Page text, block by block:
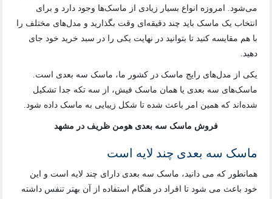
می‌شود. امروزه انواع بسیار زیادی از ماسک‌ها وجود دارد و برای
انتخاب یک ماسک باید چند دقیقه‌ای وقت بگذارید و مدل‌های مختلف را
با هم مقایسه کنید تا بتوانید در نهایت یکی را در سبد خرید خود جای
دهید.
یکی از مدل‌های رایج ماسک در کشور ما، ماسک سه بعدی است.
ماسک‌های سه بعدی یا همان ماسک فیش، از سه تکه جدا تشکیل
شده‌اند که همین امر باعث شده تا شکل زیبایی به ماسک داده شود.
فروش ماسک سه بعدی هومن ظریف در مشهد
ماسک سه بعدی چند لایه است
همانطور که می دانید، ماسک سه بعدی دارای چند لایه است و این
خود باعث می شود تا افراد در هنگام استفاده از آن بهتر تنفس داشته